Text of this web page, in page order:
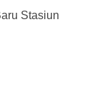
Stasiun